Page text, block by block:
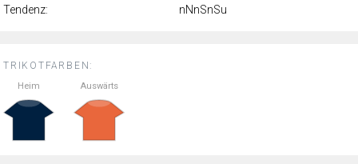
TRIKOTFARBEN:
Heim Auswärts
Tendenz:
nNnSnSu